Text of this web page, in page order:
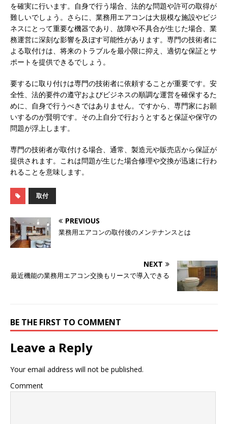
を確実に行います。自身で行う場合、法的な問題や許可の取得が
難しいでしょう。さらに、業務用エアコンは大規模な施設やビジ
ネスにとって重要な機器であり、故障や不具合が生じた場合、業
務運営に深刻な影響を及ぼす可能性があります。専門の技術者に
よる取付けは、将来のトラブルを最小限に抑え、適切な保証とサ
ポートを提供できるでしょう。
要するに取り付けは専門の技術者に依頼することが重要です。安
全性、法的要件の遵守およびビジネスの順調な運営を確保するた
めに、自身で行うべきではありません。ですから、専門家にお願
いするのが賢明です。その上自分で行おうとすると保証や保守の
問題が浮上します。
専門の技術者が取付ける場合、通常、製造元や販売店から保証が
提供されます。これは問題が生じた場合修理や交換が迅速に行わ
れることを意味します。
取付
PREVIOUS
業務用エアコンの取付後のメンテナンスとは
NEXT
最近機能の業務用エアコン交換もリースで導入できる
BE THE FIRST TO COMMENT
Leave a Reply
Your email address will not be published.
Comment